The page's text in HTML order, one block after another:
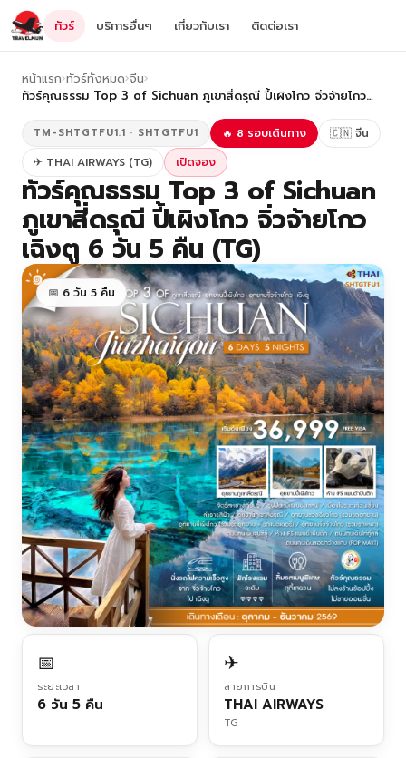
ทัวร์ บริการอื่นๆ เกี่ยวกับเรา ติดต่อเรา
หน้าแรก›ทัวร์ทั้งหมด›จีน›
ทัวร์คุณธรรม Top 3 of Sichuan ภูเขาสี่ดรุณี ปี้เผิงโกว จิ่วจ้ายโกว…
TM-SHTGTFU1.1 · SHTGTFU1 🔥 8 รอบเดินทาง
🇨🇳 จีน
✈ THAI AIRWAYS (TG)
เปิดจอง
ทัวร์คุณธรรม Top 3 of Sichuan
ภูเขาสี่ดรุณี ปี้เผิงโกว จิ่วจ้ายโกว
เฉิงตู 6 วัน 5 คืน (TG)
📅 6 วัน 5 คืน
📅
ระยะเวลา
6 วัน 5 คืน
✈
สายการบิน
THAI AIRWAYS
TG